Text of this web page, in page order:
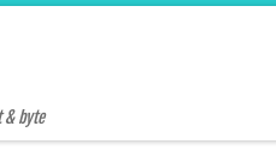
& byte